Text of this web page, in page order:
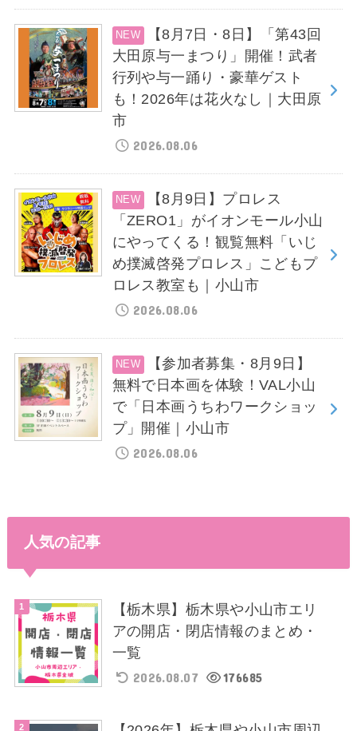
【8月7日・8日】「第43回
大田原与一まつり」開催！武者
行列や与一踊り・豪華ゲスト
も！2026年は花火なし｜大田原
市
2026.08.06
【8月9日】プロレス
「ZERO1」がイオンモール小山
にやってくる！観覧無料「いじ
め撲滅啓発プロレス」こどもプ
ロレス教室も｜小山市
2026.08.06
【参加者募集・8月9日】
無料で日本画を体験！VAL小山
で「日本画うちわワークショッ
プ」開催｜小山市
2026.08.06
人気の記事
【栃木県】栃木県や小山市エリ
アの開店・閉店情報のまとめ・
一覧
2026.08.07 176685